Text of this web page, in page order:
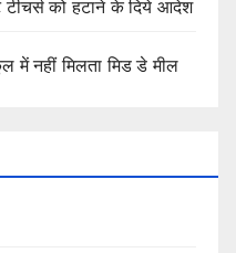
टीचर्स को हटाने के दिये आदेश
में नहीं मिलता मिड डे मील